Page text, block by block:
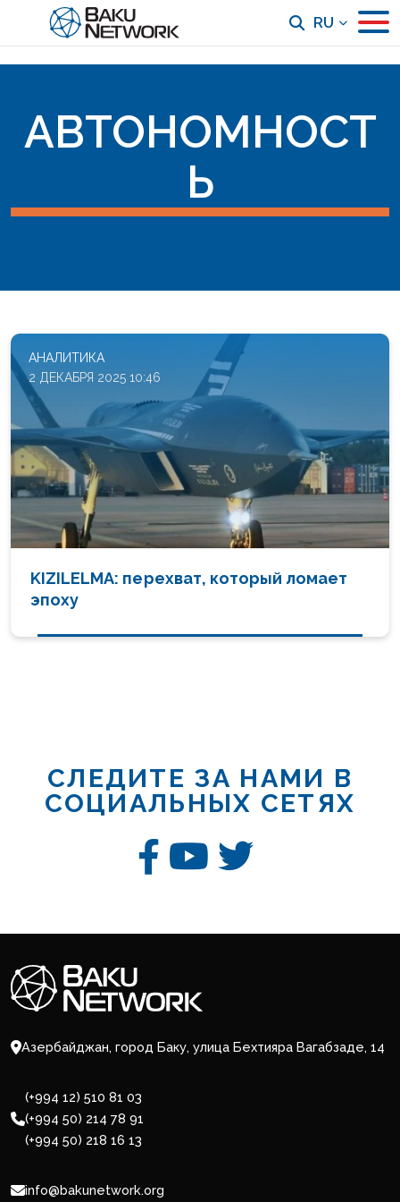
RU
АВТОНОМНОСТ
Ь
АНАЛИТИКА
2 ДЕКАБРЯ 2025 10:46
KIZILELMA: перехват, который ломает
эпоху
СЛЕДИТЕ ЗА НАМИ В
СОЦИАЛЬНЫХ СЕТЯХ
Азербайджан, город Баку, улица Бехтияра Вагабзаде, 14
(+994 12) 510 81 03
(+994 50) 214 78 91
(+994 50) 218 16 13
info@bakunetwork.org